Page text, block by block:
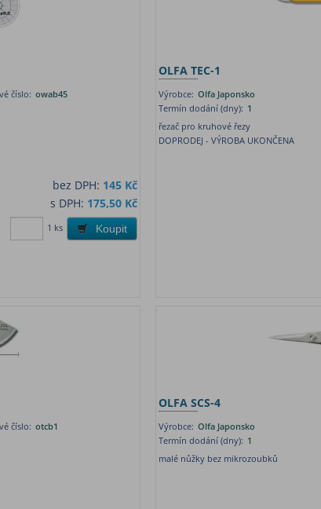
číslo: owab45
bez DPH: 145 Kč
s DPH: 175,50 Kč
Koupit
1 ks
OLFA TEC-1
Výrobce: Olfa Japonsko
Termín dodání (dny): 1
řezač pro kruhové řezy
DOPRODEJ - VÝROBA UKONČENA
číslo: otcb1
OLFA SCS-4
Výrobce: Olfa Japonsko
Termín dodání (dny): 1
malé nůžky bez mikrozoubků